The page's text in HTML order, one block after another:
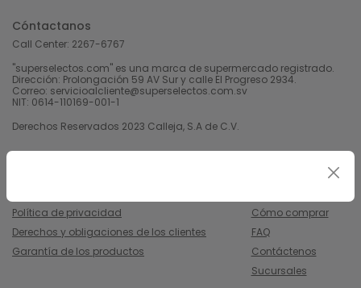
Cóntactanos
Call Center: 2267-6767
"superselectos.com" es una marca de supermercado registrado.
Dirección: Prolongación 59 AV Sur y calle El Progreso 2934.
Correo: servicioalcliente@superselectos.com.sv
NIT: 0614-110169-001-1
Derechos Reservados 2023 Calleja, S.A de C.V.
Política de privacidad
Derechos y obligaciones de los clientes
Garantía de los productos
Cómo comprar
FAQ
Contáctenos
Sucursales